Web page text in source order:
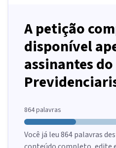
A petição
disponível
assinantes do
864palavras
Você já leu864palavras